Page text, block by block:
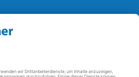
Für Produkte, die sich gut
des Reparatur-Know-hows in